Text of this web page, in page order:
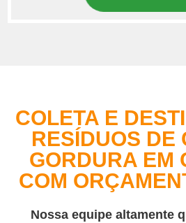
COLETA E
RESÍDUOS DE
GORDURA EM
COM
Nossa equipe altamente